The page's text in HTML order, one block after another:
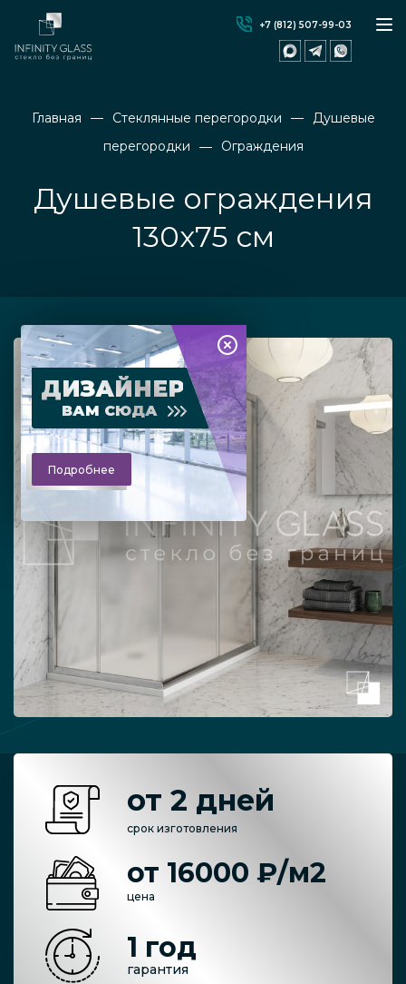
+7 (812) 507-99-03
Главная Стеклянные перегородки
Душевые
перегородки
Ограждения
Душевые ограждения
130x75 см
ДИЗАЙНЕР
ВАМ СЮДА
Подробнее
от 2 дней
срок изготовления
от 16000 ₽/м2
цена
1 год
гарантия